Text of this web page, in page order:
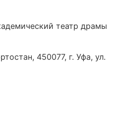
театр драмы
450077, г. Уфа, ул.